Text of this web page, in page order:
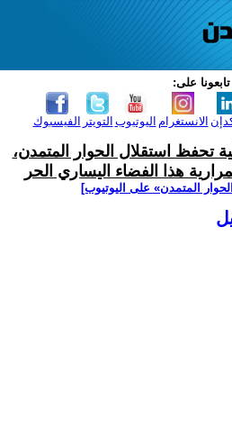
تابعونا على:
الفيسبوك التويتر اليوتيوب الانستغرام
تحفظ استقلال الحوار المتمدن،
هذا الفضاء اليساري الحر
المتمدن» على اليوتيوب]